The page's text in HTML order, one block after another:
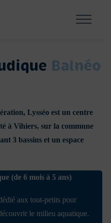
Balnéo
Lysséo est un centre
à Vihiers, sur la commune
3 bassins et un espace
(de 6 mois à 5 ans)
aux tout-petits pour
le milieu aquatique.